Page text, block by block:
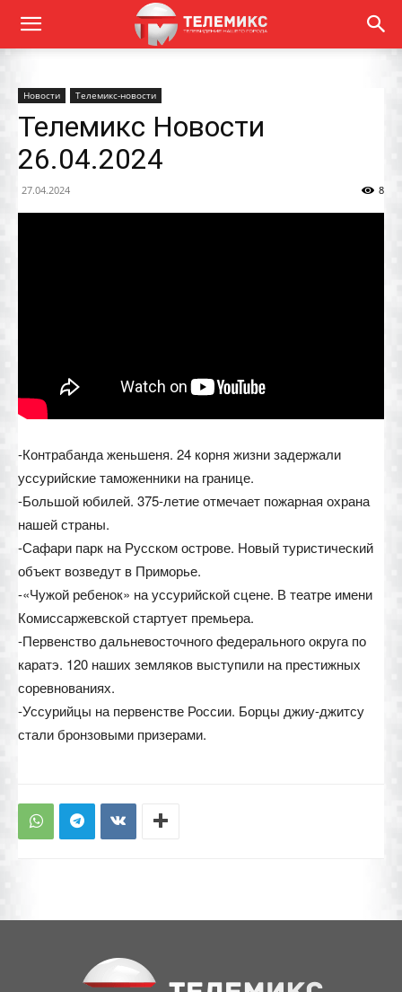
Новости Телемикс-новости
Телемикс Новости
26.04.2024
27.04.2024 8
-Контрабанда женьшеня. 24 корня жизни задержали
уссурийские таможенники на границе.
-Большой юбилей. 375-летие отмечает пожарная охрана
нашей страны.
-Сафари парк на Русском острове. Новый туристический
объект возведут в Приморье.
-«Чужой ребенок» на уссурийской сцене. В театре имени
Комиссаржевской стартует премьера.
-Первенство дальневосточного федерального округа по
каратэ. 120 наших земляков выступили на престижных
соревнованиях.
-Уссурийцы на первенстве России. Борцы джиу-джитсу
стали бронзовыми призерами.